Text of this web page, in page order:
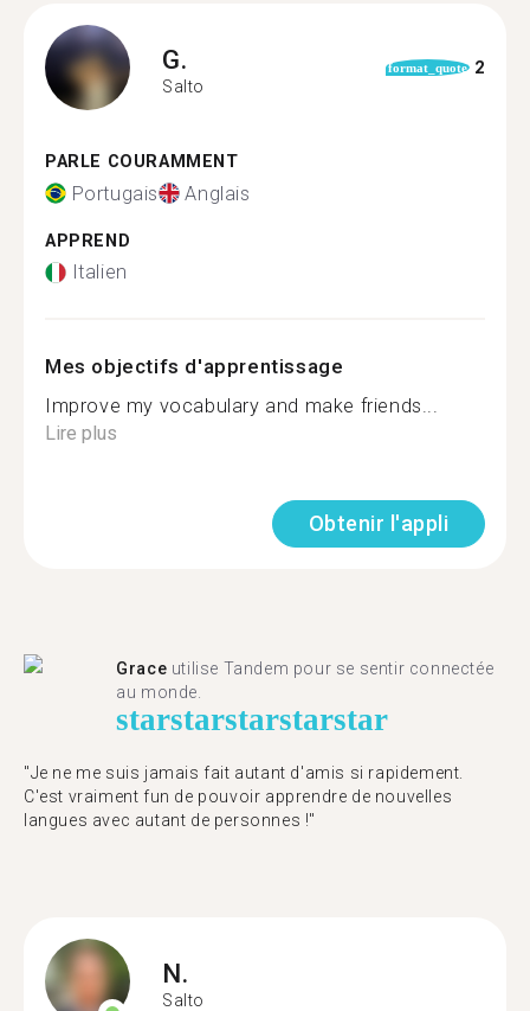
G.
Salto
format_quote 2
PARLE COURAMMENT
Portugais Anglais
APPREND
Italien
Mes objectifs d'apprentissage
Improve my vocabulary and make friends...
Lire plus
Obtenir l'appli
Grace utilise Tandem pour se sentir connectée
au monde.
starstarstarstarstar
"Je ne me suis jamais fait autant d'amis si rapidement.
C'est vraiment fun de pouvoir apprendre de nouvelles
langues avec autant de personnes !"
N.
Salto